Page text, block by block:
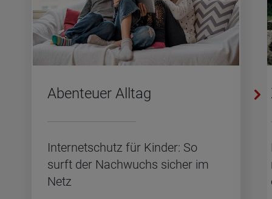
Aben­teu­er All­tag
In­ter­net­schutz für Kin­der: So
surft der Nach­wuchs si­cher im
Netz